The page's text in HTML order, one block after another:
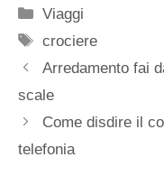
Categorie
Viaggi
Tag
crociere
Arredamento fai
scale
Come disdire il
telefonia